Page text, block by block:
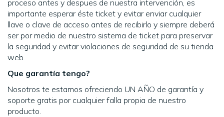
proceso antes y despues de nuestra intervención, es
importante esperar éste ticket y evitar enviar cualquier
llave o clave de acceso antes de recibirlo y siempre deberá
ser por medio de nuestro sistema de ticket para preservar
la seguridad y evitar violaciones de seguridad de su tienda
web.
Que garantía tengo?
Nosotros te estamos ofreciendo UN AÑO de garantía y
soporte gratis por cualquier falla propia de nuestro
producto.